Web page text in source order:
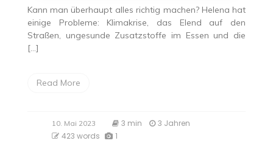
Kann man überhaupt alles richtig machen? Helena hat
einige Probleme: Klimakrise, das Elend auf den
Straßen, ungesunde Zusatzstoffe im Essen und die
[…]
Read More
10. Mai 2023 3 min
3 Jahren
423 words
1